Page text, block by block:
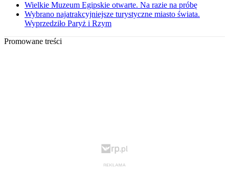
Wielkie Muzeum Egipskie otwarte. Na razie na próbę
Wybrano najatrakcyjniejsze turystyczne miasto świata.
Wyprzedziło Paryż i Rzym
Promowane treści